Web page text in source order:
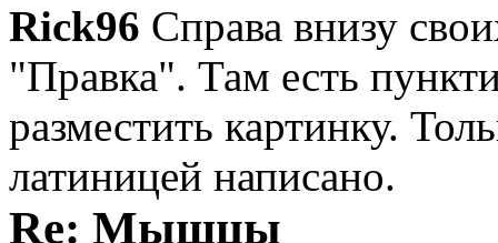
Rick96 Справа внизу
"Правка". Там есть
разместить картинку.
латиницей написано.
Re: Мышцы